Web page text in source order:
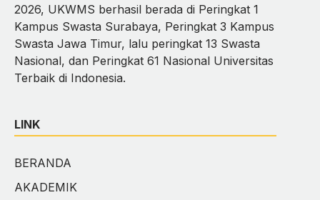
2026, UKWMS berhasil berada di Peringkat 1
Kampus Swasta Surabaya, Peringkat 3 Kampus
Swasta Jawa Timur, lalu peringkat 13 Swasta
Nasional, dan Peringkat 61 Nasional Universitas
Terbaik di Indonesia.
LINK
BERANDA
AKADEMIK